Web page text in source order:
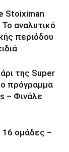
Stoiximan
αναλυτικό
περιόδου
της Super
πρόγραμμα
– Φινάλε
16 ομάδες –